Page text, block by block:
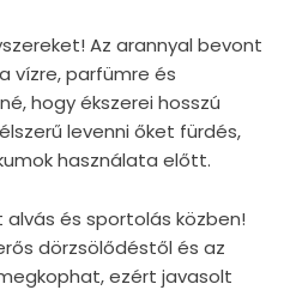
Az arannyal bevont
vízre, parfümre és
hogy ékszerei hosszú
levenni őket fürdés,
használata előtt.
és sportolás közben!
dörzsölődéstől és az
ezért javasolt